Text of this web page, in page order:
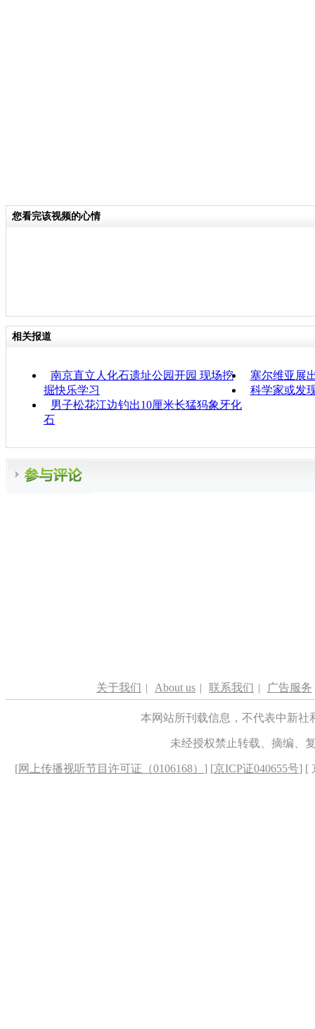
您看完该视频的心情
相关报道
南京直立人化石遗址公园开园 现场挖
掘快乐学习
塞尔维亚展
科学家或发
男子松花江边钓出10厘米长猛犸象牙化
石
关于我们 | About us | 联系我们 | 广告服务
本网站所刊载信息，不代表中新
未经授权禁止转载、摘编、
[网上传播视听节目许可证（0106168） ] [京ICP证040655号] [